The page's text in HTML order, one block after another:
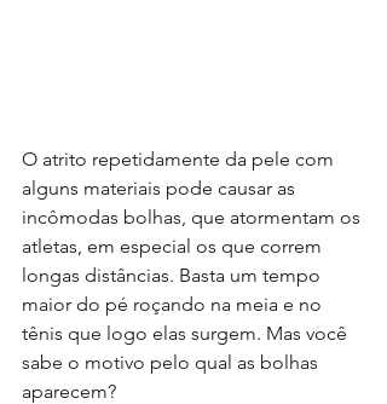
O atrito repetidamente da pele com
alguns materiais pode causar as
incômodas bolhas, que atormentam os
atletas, em especial os que correm
longas distâncias. Basta um tempo
maior do pé roçando na meia e no
tênis que logo elas surgem. Mas você
sabe o motivo pelo qual as bolhas
aparecem?